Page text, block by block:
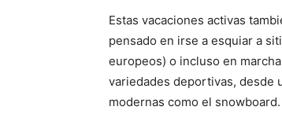
Estas vacaciones activas
pensado en irse a esquiar a
europeos) o incluso en
variedades deportivas, desde
modernas como el